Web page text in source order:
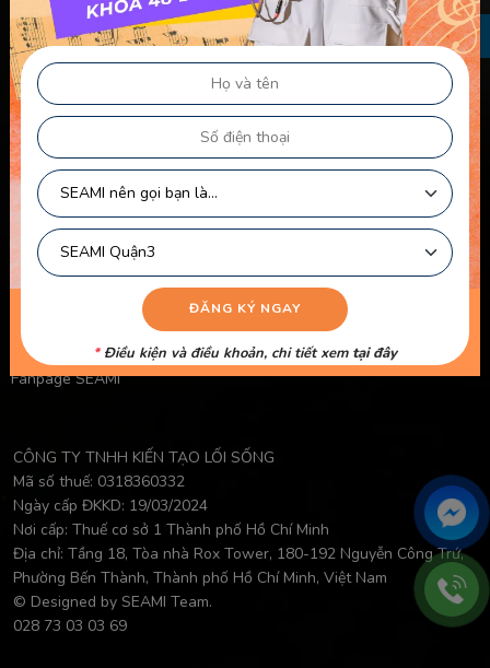
Điều khoản Dành cho HLV-Giáo Viên
Chính Sách Sử Dụng Cookie
Chính Sách Bảo Mật
Chính Sách Quyền Riêng Tư
Liên kết nhanh
Chính Sách Bảo Mật Của Trẻ Em
Chính Sách Công Khai Của Giáo Viên
Điều Khoản Logo
Danh Sách Giáo Viên
Fanpage SEAMI
CÔNG TY TNHH KIẾN TẠO LỐI SỐNG
Mã số thuế: 0318360332
Ngày cấp ĐKKD: 19/03/2024
Nơi cấp: Thuế cơ sở 1 Thành phố Hồ Chí Minh
Địa chỉ: Tầng 18, Tòa nhà Rox Tower, 180-192 Nguyễn Công Trứ,
Phường Bến Thành, Thành phố Hồ Chí Minh, Việt Nam
© Designed by SEAMI Team.
028 73 03 03 69
*Điều kiện và điều khoản, chi tiết xem tại đây